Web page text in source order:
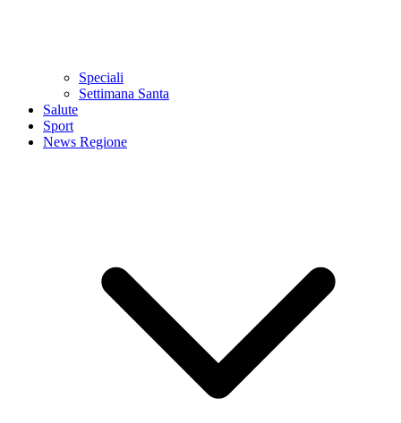
Speciali
Settimana Santa
Salute
Sport
News Regione